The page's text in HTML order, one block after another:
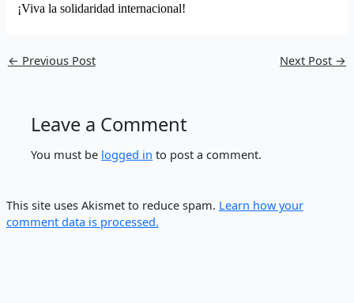
¡Viva la solidaridad internacional!
← Previous Post Next Post →
Leave a Comment
You must be logged in to post a comment.
This site uses Akismet to reduce spam. Learn how your
comment data is processed.